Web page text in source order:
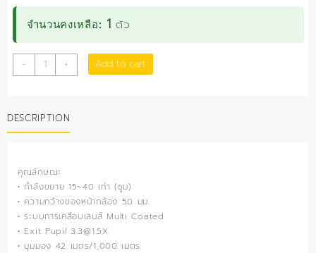
จำนวนคงเหลือ: 1 ตัว
-
กล้อง
ส่อง
แบบ
ตา
รุ่น
VR15-
40x50
quantity
+ Add to cart
DESCRIPTION
คุณลักษณะ
• กำลังขยาย 15~40 เท่า (ซูม)
• ความกว้างของหน้ากล้อง 50 มม.
• ระบบการเคลือบเลนส์ Multi Coated
• Exit Pupil 3.3@1.5X
• มุมมอง 42 เมตร/1,000 เมตร